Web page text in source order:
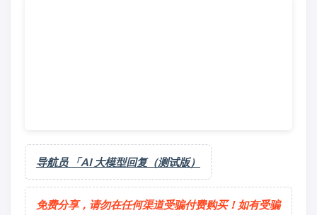
导航员 「AI 大模型回复（测试版）
免费分享，请勿在任何渠道受骗付费购买！如有受骗